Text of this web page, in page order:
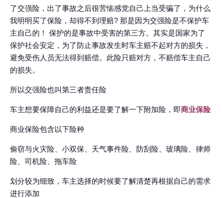
了交强险，出了事故之后很苦恼感觉自己上当受骗了，为什么
我明明买了保险，却得不到理赔? 那是因为交强险是不保护车
主自己的！ 保护的是事故中受害的第三方。其实是国家为了
保护社会安定，为了防止事故发生时车主赔不起对方的损失，
避免受伤人员无法得到赔偿。此险只赔对方，不赔偿车主自己
的损失。
所以交强险也叫第三者责任险
车主想要保障自己的利益还是要了解一下附加险，即商业保险
商业保险包含以下险种
偷窃与火灾险、小双保、天气事件险、防刮险、玻璃险、律师
险、司机险、拖车险
划分较为细致，车主选择的时候要了解清楚再根据自己的需求
进行添加